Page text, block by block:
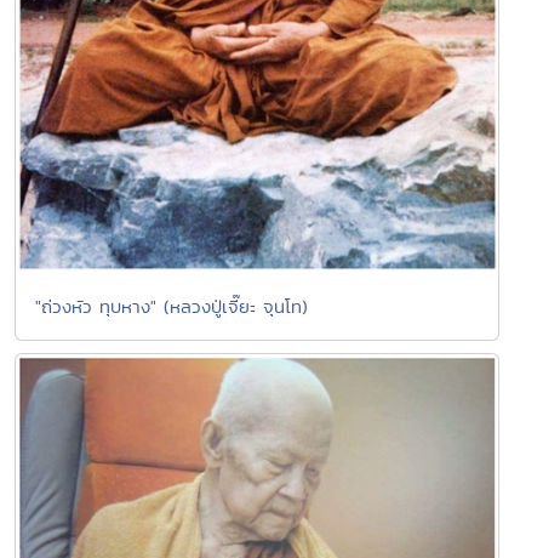
"ถ่วงหัว ทุบหาง" (หลวงปู่เจี๊ยะ จุนโท)